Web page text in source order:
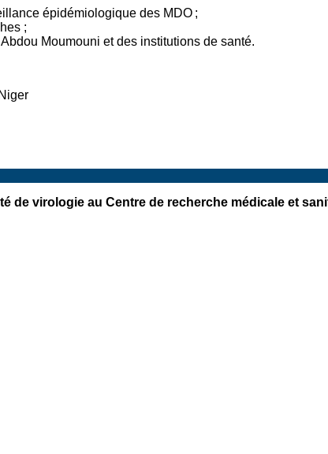
épidémiologique des MDO ;
;
Moumouni et des institutions de santé.
de virologie au Centre de recherche médicale et